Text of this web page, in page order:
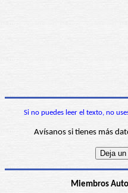
Si no puedes leer el texto, no
Avísanos si tienes más
Miembros